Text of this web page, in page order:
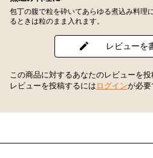
包丁の腹で粒を砕いてあらゆる煮込み料理
るときは粒のまま入れます。
レビューを
この商品に対するあなたのレビューを投
レビューを投稿するには ログインが必要